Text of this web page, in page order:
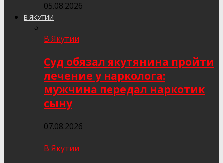
05.08.2026
В ЯКУТИИ
В Якутии
Суд обязал якутянина пройти
лечение у нарколога:
мужчина передал наркотик
сыну
07.08.2026
В Якутии